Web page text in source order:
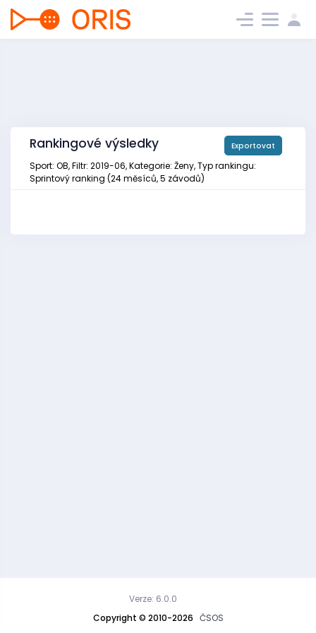
Rankingové výsledky Exportovat
Sport: OB, Filtr: 2019-06, Kategorie: Ženy, Typ rankingu:
Sprintový ranking (24 měsíců, 5 závodů)
Copyright © 2010-2026 ČSOS
Verze: 6.0.0